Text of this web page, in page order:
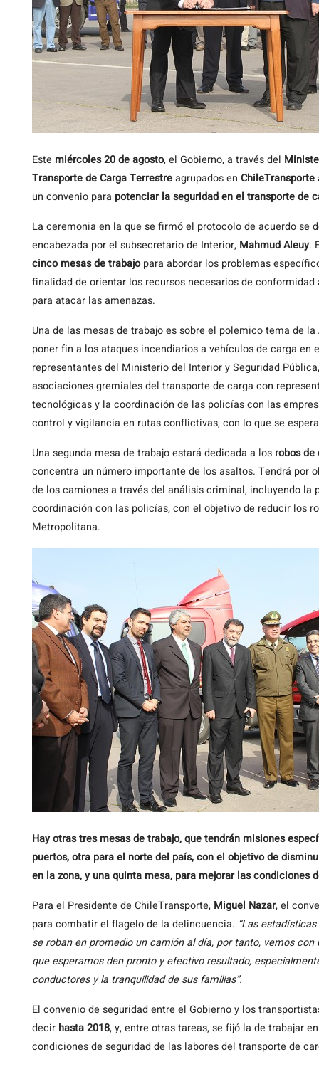
Este miércoles 20 de agosto, el Gobierno, a través del
Transporte de Carga Terrestreagrupados en ChileTransporte
un convenio para potenciar la seguridad en el transporte de
La ceremonia en la que se firmó el protocolo de acuerdo se
encabezada por el subsecretario de Interior, Mahmud Aleuy.
cinco mesas de trabajopara abordar los problemas
finalidad de orientar los recursos necesarios de
para atacar las amenazas.
Una de las mesas de trabajo es sobre el polemico tema de la
poner fin a los ataques incendiarios a vehículos de carga
representantes del Ministerio del Interior y Seguridad
asociaciones gremiales del transporte de carga con
tecnológicas y la coordinación de las policías con las
control y vigilancia en rutas conflictivas, con lo que se
Una segunda mesa de trabajo estará dedicada a los robos
concentra un número importante de los asaltos. Tendrá por
de los camiones a través del análisis criminal, incluyendo la
coordinación con las policías, con el objetivo de reducir los
Metropolitana.
Hay otras tres mesas de trabajo, que tendrán misiones
puertos, otra para el norte del país, con el objetivo de
en la zona, y una quinta mesa, para mejorar las condiciones
Para el Presidente de ChileTransporte, Miguel Nazar, el
para combatir el flagelo de la delincuencia. “Las
se roban en promedio un camión al día, por tanto, vemos
que esperamos den pronto y efectivo resultado,
conductores y la tranquilidad de sus familias”.
El convenio de seguridad entre el Gobierno y los
decir hasta 2018, y, entre otras tareas, se fijó la de trabajar
condiciones de seguridad de las labores del transporte de